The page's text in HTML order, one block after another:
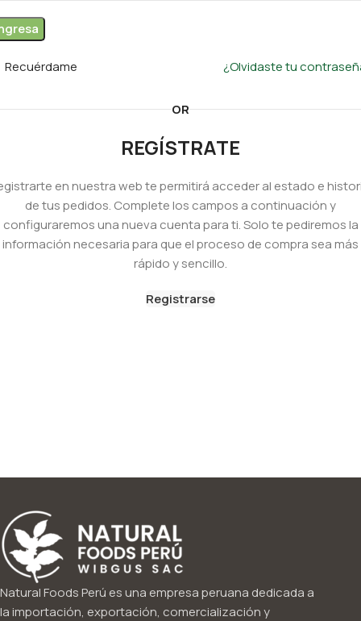
¿Olvidaste tu
Recuérdame
OR
REGÍSTRATE
en nuestra web te permitirá acceder al estado e
de tus pedidos. Complete los campos a continuación y
configuraremos una nueva cuenta para ti. Solo te pediremos la
información necesaria para que el proceso de compra sea más
rápido y sencillo.
Registrarse
Natural Foods Perú es una empresa peruana dedicada a
la importación, exportación, comercialización y